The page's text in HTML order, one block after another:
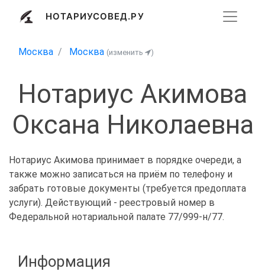
НОТАРИУСОВЕД.РУ
Москва Москва (изменить )
Нотариус Акимова
Оксана Николаевна
Нотариус Акимова принимает в порядке очереди, а
также можно записаться на приём по телефону и
забрать готовые документы (требуется предоплата
услуги). Действующий - реестровый номер в
Федеральной нотариальной палате 77/999-н/77.
Информация